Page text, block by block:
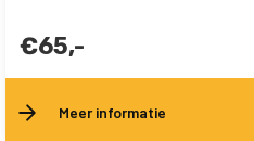
€65,-
Meer informatie